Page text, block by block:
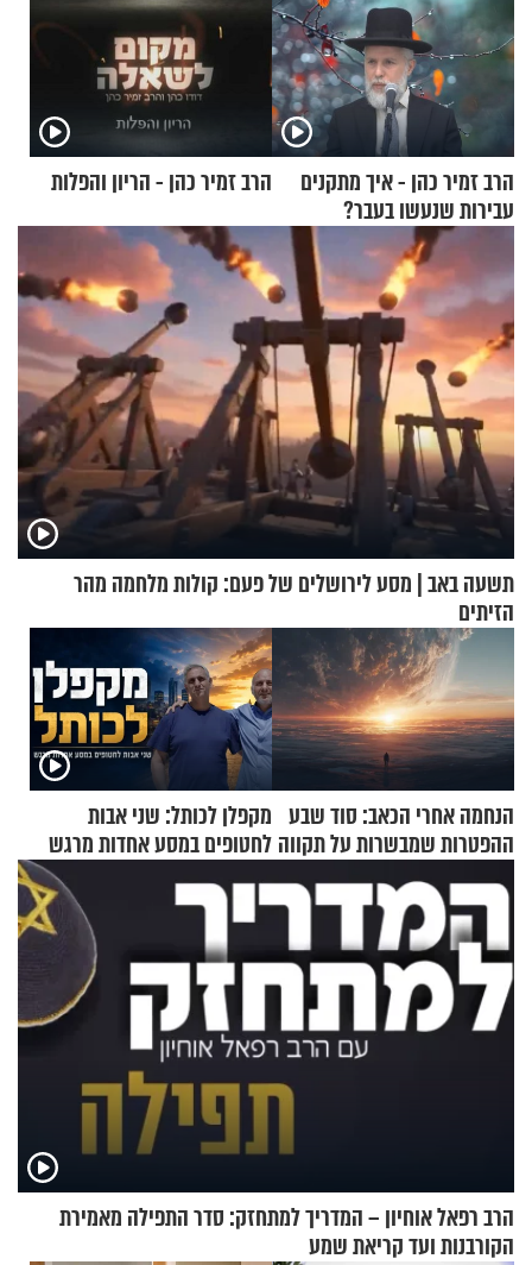
הרב זמיר כהן - איך מתקנים
עבירות שנעשו בעבר?
הרב זמיר כהן - הריון והפלות
תשעה באב | מסע לירושלים של פעם: קולות מלחמה מהר
הזיתים
הנחמה אחרי הכאב: סוד שבע
ההפטרות שמבשרות על תקווה
וגאולה
מקפלן לכותל: שני אבות
לחטופים במסע אחדות מרגש
הרב רפאל אוחיון – המדריך למתחזק: סדר התפילה מאמירת
הקורבנות ועד קריאת שמע